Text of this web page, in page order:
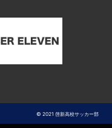
© 2021 啓新高校サッカー部